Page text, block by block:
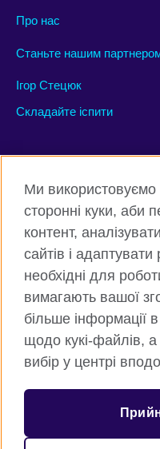
Про нас
Станьте нашим
Ігор Стецюк
Складайте іспити
Connect with us
Facebook
Instagram
TikTok
Всесвітня Британська Рада
Приватність та умови
Куки
Ми використовуємо
сторонні куки, аби
контент,
сайтів і адаптувати
необхідні для
вимагають вашої
більше інформації
щодо кукі-файлів,
вибір у центрі